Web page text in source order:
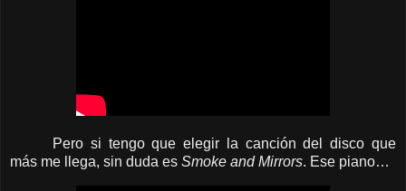
Pero si tengo que elegir la canción del disco que
más me llega, sin duda es Smoke and Mirrors. Ese piano…